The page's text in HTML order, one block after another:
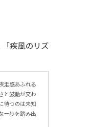
「疾風のリズ
走感あふれる
と鼓動が交わ
待つのは未知
一歩を踏み出